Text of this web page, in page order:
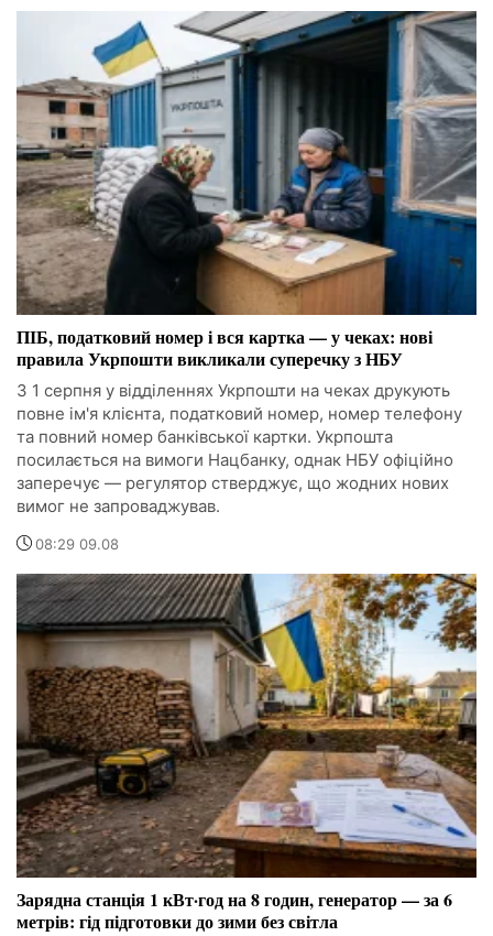
ПІБ, податковий номер і вся картка — у чеках: нові
правила Укрпошти викликали суперечку з НБУ
З 1 серпня у відділеннях Укрпошти на чеках друкують
повне ім'я клієнта, податковий номер, номер телефону
та повний номер банківської картки. Укрпошта
посилається на вимоги Нацбанку, однак НБУ офіційно
заперечує — регулятор стверджує, що жодних нових
вимог не запроваджував.
08:29 09.08
Зарядна станція 1 кВт·год на 8 годин, генератор — за 6
метрів: гід підготовки до зими без світла